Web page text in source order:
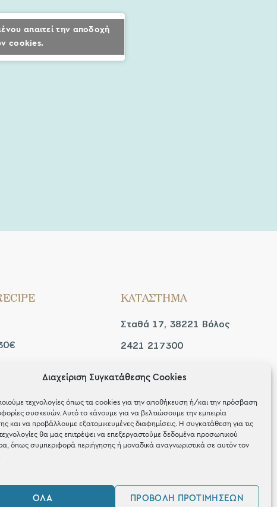
Διαχείριση Συγκατάθεσης Cookies
τεχνολογίες όπως τα cookies για την αποθήκευση ή/και την πρόσβαση
συσκευών. Αυτό το κάνουμε για να βελτιώσουμε την εμπειρία
και να προβάλλουμε εξατομικευμένες διαφημίσεις. Η συγκατάθεση για τις
θα μας επιτρέψει να επεξεργαστούμε δεδομένα προσωπικού
όπως συμπεριφορά περιήγησης ή μοναδικά αναγνωριστικά σε αυτόν τον
ΌΛΑ ΠΡΟΒΟΛΉ ΠΡΟΤΙΜΉΣΕΩΝ
απαιτεί την αποδοχή
cookies.
ΚΑΤΑΣΤΗΜΑ
Σταθά 17, 38221 Βόλος
2421 217300
Τριτ / Πεμ / Παρ: 09:00 -
21:00